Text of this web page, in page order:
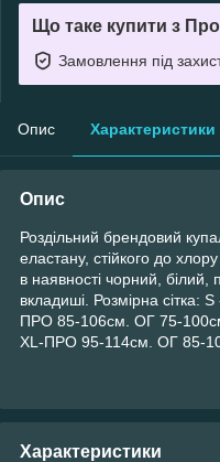
Що таке купити з
Замовлення під
Опис Характеристики
Опис
Роздільний брендовий
еластану, стійкого до
в наявності чорний,
вкладиші. Розмірна
ПРО 85-106см. ОГ 75-
XL-ПРО 95-114см. ОГ 85-
Характеристики